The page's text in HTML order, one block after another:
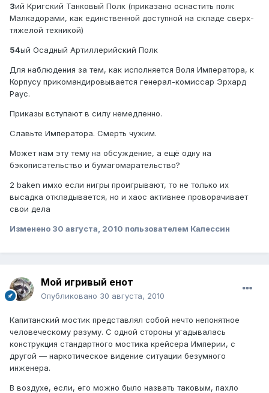
3ий Кригский Танковый Полк (приказано оснастить полк
Малкадорами, как единственной доступной на складе сверх-
тяжелой техникой)
54ый Осадный Артиллерийский Полк
Для наблюдения за тем, как исполняется Воля Императора, к
Корпусу прикомандировывается генерал-комиссар Эрхард
Раус.
Приказы вступают в силу немедленно.
Славьте Императора. Смерть чужим.
Может нам эту тему на обсуждение, а ещё одну на
бэкописательство и бумагомарательство?
2 baken имхо если нигры проигрывают, то не только их
высадка откладывается, но и хаос активнее проворачивает
свои дела
Изменено 30 августа, 2010 пользователем Калессин
Мой игривый енот
Опубликовано 30 августа, 2010
Капитанский мостик представлял собой нечто непонятное
человеческому разуму. С одной стороны угадывалась
конструкция стандартного мостика крейсера Империи, с
другой — наркотическое видение ситуации безумного
инженера.
В воздухе, если, его можно было назвать таковым, пахло